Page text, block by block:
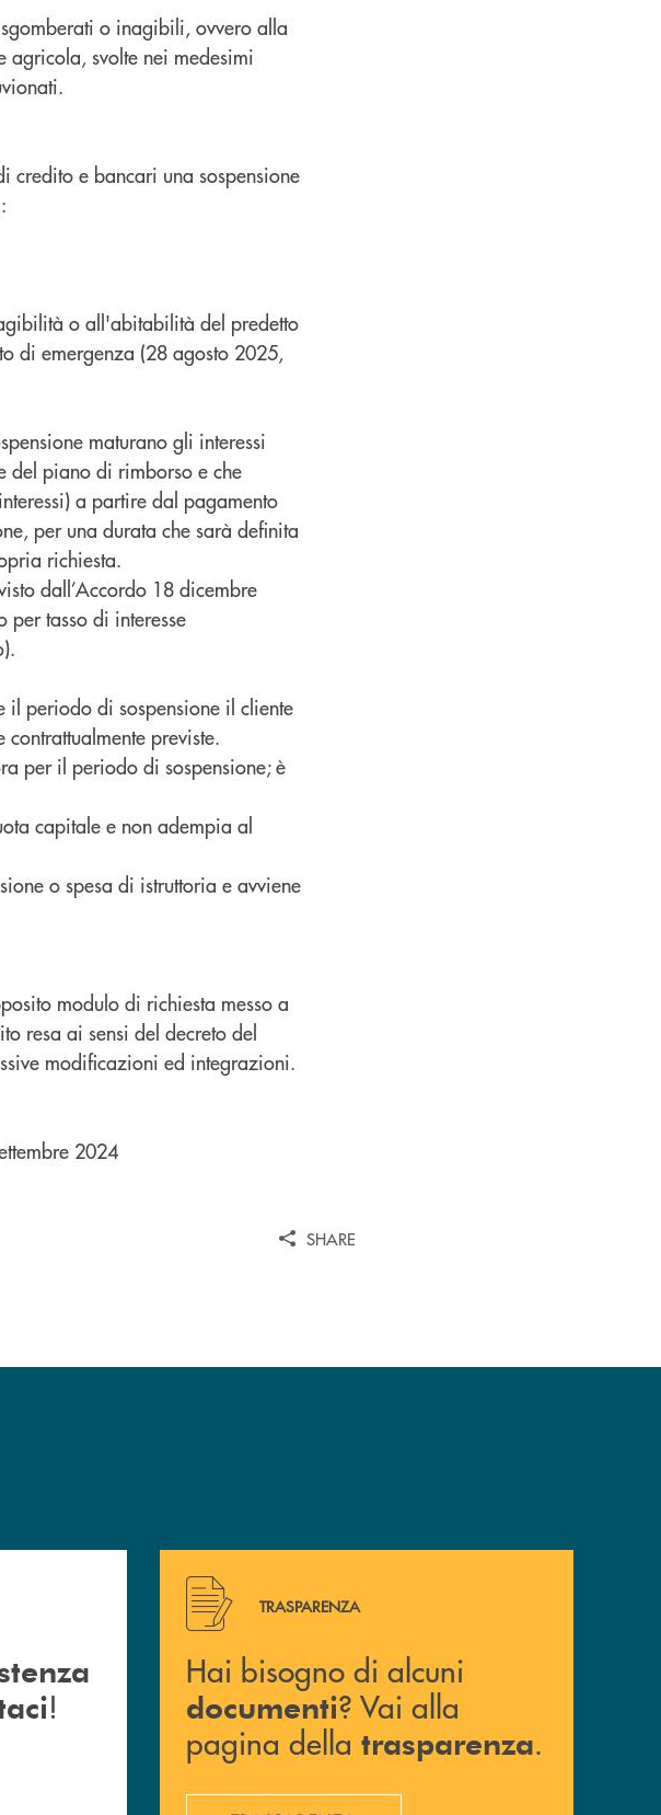
o inagibili, ovvero alla
agricola, svolte nei medesimi
e bancari una sospensione
o all'abitabilità del predetto
di emergenza (28 agosto 2025,
maturano gli interessi
del piano di rimborso e che
a partire dal pagamento
per una durata che sarà definita
richiesta.
dall’Accordo 18 dicembre
tasso di interesse
il periodo di sospensione il cliente
previste.
per il periodo di sospensione; è
capitale e non adempia al
o spesa di istruttoria e avviene
modulo di richiesta messo a
resa ai sensi del decreto del
modificazioni ed integrazioni.
2024
SHARE
Contattaci !
!
Hai bisogno di alcuni documenti ? Vai alla pagina della
TRASPARENZA
Hai bisogno di alcuni
documenti? Vai alla
pagina della trasparenza.